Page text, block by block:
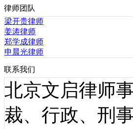
律师团队
梁开贵律师
姜涛律师
郑学成律师
申晨光律师
联系我们
北京文启律师
裁、行政、刑